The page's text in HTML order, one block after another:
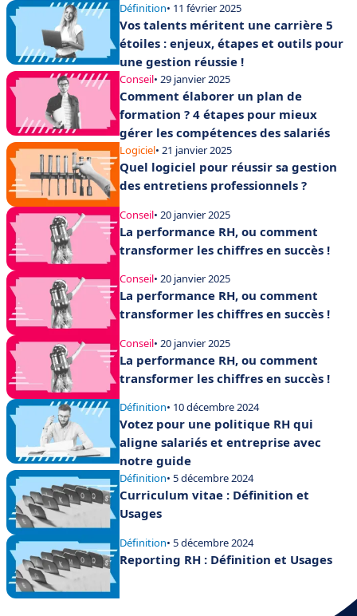
Définition• 11 février 2025
Vos talents méritent une carrière 5
étoiles : enjeux, étapes et outils pour
une gestion réussie !
Conseil• 29 janvier 2025
Comment élaborer un plan de
formation ? 4 étapes pour mieux
gérer les compétences des salariés
Logiciel• 21 janvier 2025
Quel logiciel pour réussir sa gestion
des entretiens professionnels ?
Conseil• 20 janvier 2025
La performance RH, ou comment
transformer les chiffres en succès !
Conseil• 20 janvier 2025
La performance RH, ou comment
transformer les chiffres en succès !
Conseil• 20 janvier 2025
La performance RH, ou comment
transformer les chiffres en succès !
Définition• 10 décembre 2024
Votez pour une politique RH qui
aligne salariés et entreprise avec
notre guide
Définition• 5 décembre 2024
Curriculum vitae : Définition et
Usages
Définition• 5 décembre 2024
Reporting RH : Définition et Usages